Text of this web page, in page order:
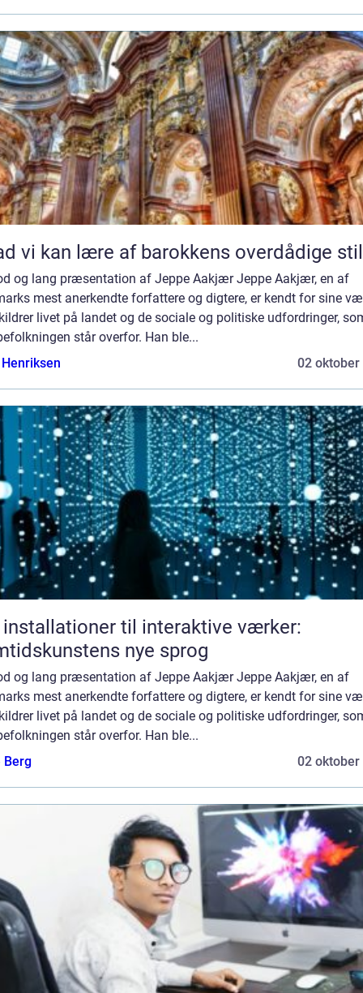
vi kan lære af barokkens overdådige stil
og lang præsentation af Jeppe Aakjær Jeppe Aakjær, en af
mest anerkendte forfattere og digtere, er kendt for sine
livet på landet og de sociale og politiske udfordringer,
står overfor. Han ble...
02 oktober
installationer til interaktive værker:
nye sprog
og lang præsentation af Jeppe Aakjær Jeppe Aakjær, en af
mest anerkendte forfattere og digtere, er kendt for sine
livet på landet og de sociale og politiske udfordringer,
står overfor. Han ble...
Berg
02 oktober